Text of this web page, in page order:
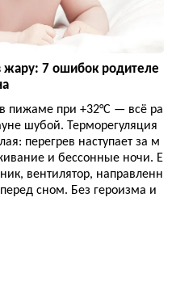
жару: 7 ошибок родителе
пижаме при +32°C — всё ра
шубой. Терморегуляция
перегрев наступает за м
и бессонные ночи. Е
вентилятор, направленн
сном. Без героизма и